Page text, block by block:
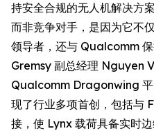
持安全合规的无人机解决方
而非竞争对手，是因为它不
领导者，还与 Qualcomm 保
Gremsy 副总经理 Nguyen
Qualcomm Dragonwing
现了行业多项首创，包括与
接，使 Lynx 载荷具备实时